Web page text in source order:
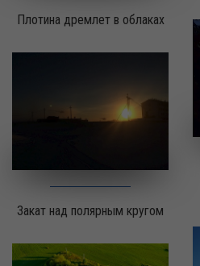
Плотина дремлет в облаках
Закат над полярным кругом